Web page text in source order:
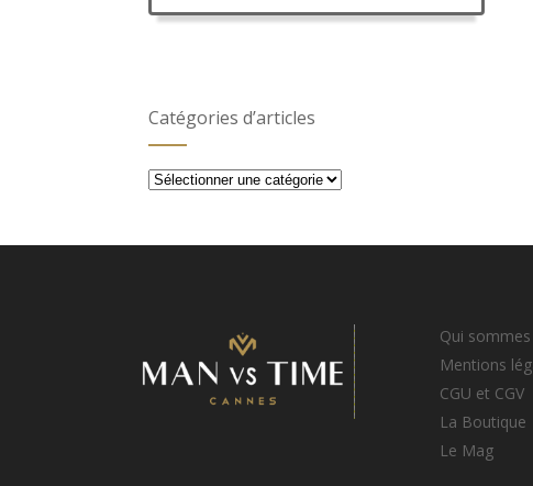
Catégories d’articles
Catégories
Qui
Mentions
CGU et CGV
La Boutique
Le Mag